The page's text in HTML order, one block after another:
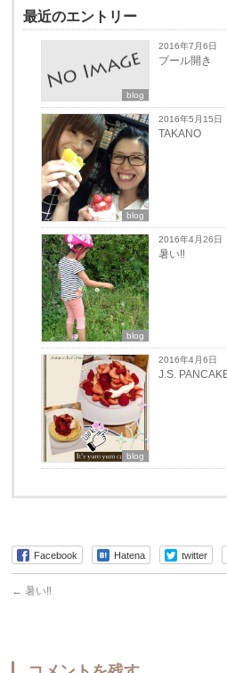
最近のエントリー
blog
2016年7月6日
プール開き
blog
2016年5月15日
TAKANO
blog
2016年4月26日
暑い‼︎
blog
2016年4月6日
J.S.
Facebook Hatena twitter
← 暑い‼︎